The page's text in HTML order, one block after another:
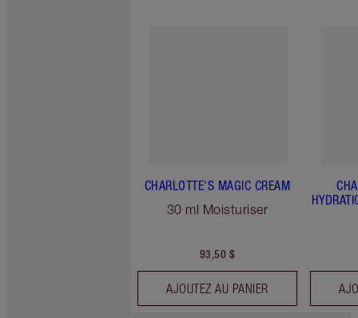
CHARLOTTE'S MAGIC CREAM
30 ml Moisturiser
93,50 $
AJOUTEZ AU PANIER